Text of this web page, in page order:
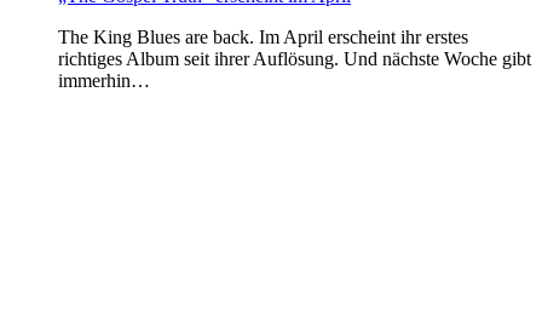
The King Blues are back. Im April erscheint ihr erstes
richtiges Album seit ihrer Auflösung. Und nächste Woche gibt
immerhin…